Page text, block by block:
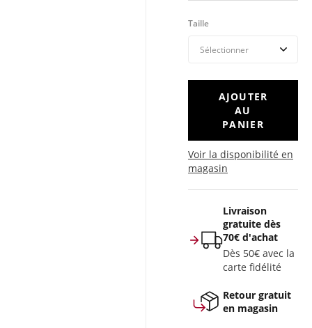
Taille
AJOUTER
AU
PANIER
Voir la disponibilité en
magasin
Livraison
gratuite dès
70€ d'achat
Dès 50€ avec la
carte fidélité
Retour gratuit
en magasin